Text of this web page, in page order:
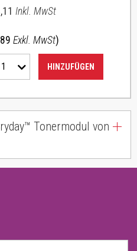
Inkl. MwSt
Exkl. MwSt)
1 HINZUFÜGEN
Tonermodul von